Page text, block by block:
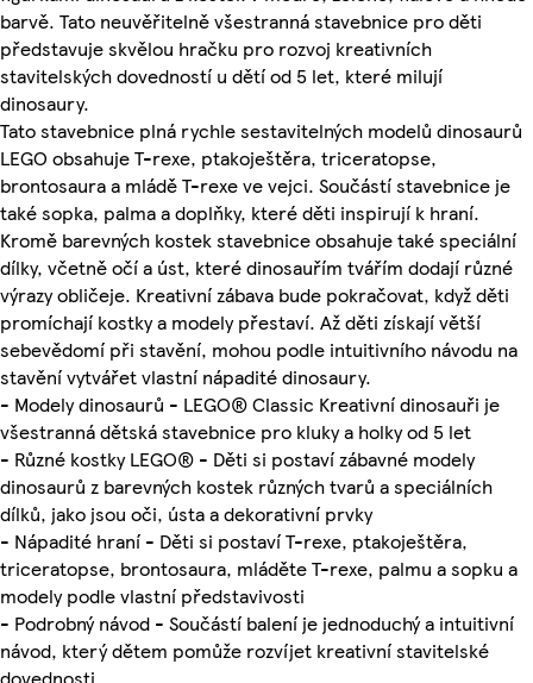
barvě. Tato neuvěřitelně všestranná stavebnice pro děti
představuje skvělou hračku pro rozvoj kreativních
stavitelských dovedností u dětí od 5 let, které milují
dinosaury.
Tato stavebnice plná rychle sestavitelných modelů dinosaurů
LEGO obsahuje T-rexe, ptakoještěra, triceratopse,
brontosaura a mládě T-rexe ve vejci. Součástí stavebnice je
také sopka, palma a doplňky, které děti inspirují k hraní.
Kromě barevných kostek stavebnice obsahuje také speciální
dílky, včetně očí a úst, které dinosauřím tvářím dodají různé
výrazy obličeje. Kreativní zábava bude pokračovat, když děti
promíchají kostky a modely přestaví. Až děti získají větší
sebevědomí při stavění, mohou podle intuitivního návodu na
stavění vytvářet vlastní nápadité dinosaury.
- Modely dinosaurů - LEGO® Classic Kreativní dinosauři je
všestranná dětská stavebnice pro kluky a holky od 5 let
- Různé kostky LEGO® - Děti si postaví zábavné modely
dinosaurů z barevných kostek různých tvarů a speciálních
dílků, jako jsou oči, ústa a dekorativní prvky
- Nápadité hraní - Děti si postaví T-rexe, ptakoještěra,
triceratopse, brontosaura, mláděte T-rexe, palmu a sopku a
modely podle vlastní představivosti
- Podrobný návod - Součástí balení je jednoduchý a intuitivní
návod, který dětem pomůže rozvíjet kreativní stavitelské
dovednosti